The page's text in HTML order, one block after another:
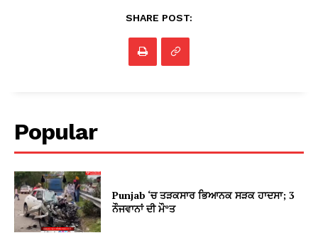
SHARE POST:
Popular
Punjab ‘ਚ ਤੜਕਸਾਰ ਭਿਆਨਕ ਸੜਕ ਹਾਦਸਾ; 3
ਨੌਜਵਾਨਾਂ ਦੀ ਮੌ*ਤ